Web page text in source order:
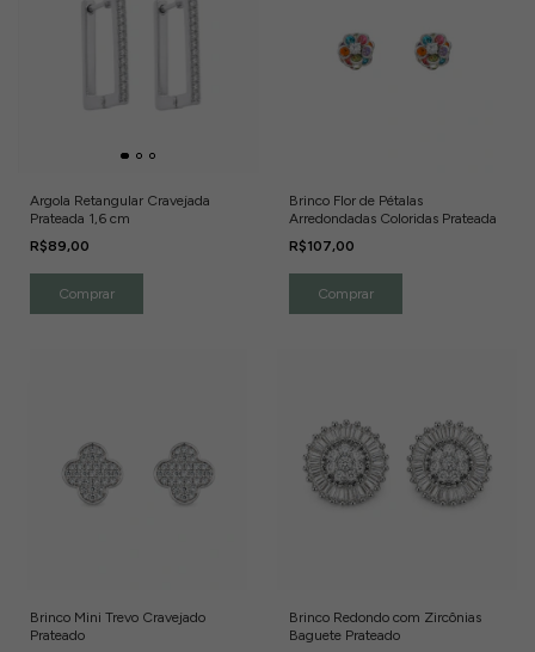
Argola Retangular Cravejada
Prateada 1,6 cm
R$89,00
Brinco Flor de Pétalas
Arredondadas Coloridas Prateada
R$107,00
Brinco Mini Trevo Cravejado
Prateado
Brinco Redondo com Zircônias
Baguete Prateado